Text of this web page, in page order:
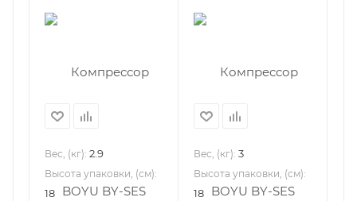
Вес, (кг): 2.9
Высота упаковки, (см):
18
Вес, (кг): 3
Высота упаковки, (см):
18